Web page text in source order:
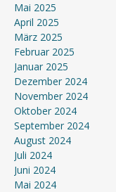
Mai 2025
April 2025
März 2025
Februar 2025
Januar 2025
Dezember 2024
November 2024
Oktober 2024
September 2024
August 2024
Juli 2024
Juni 2024
Mai 2024